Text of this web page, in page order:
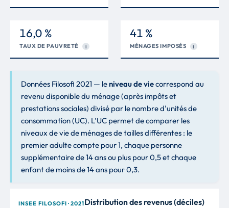
16,0 %
TAUX DE PAUVRETÉ I
41 %
MÉNAGES IMPOSÉS I
Données Filosofi 2021 — leniveau de viecorrespond au
revenu disponible du ménage (après impôts et
prestations sociales) divisé par le nombre d'unités de
consommation (UC). L'UC permet de comparer les
niveaux de vie de ménages de tailles différentes : le
premier adulte compte pour 1, chaque personne
supplémentaire de 14 ans ou plus pour 0,5 et chaque
enfant de moins de 14 ans pour 0,3.
INSEE FILOSOFI · 2021Distribution des revenus (déciles)